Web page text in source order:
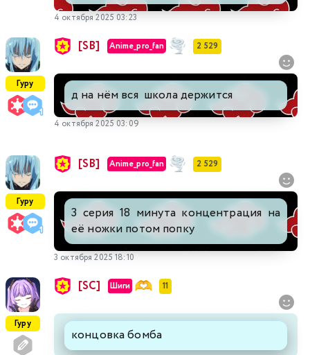
4 октября 2025 03:23
Гуру
[SB] Anime_pro_fan 2 529
д на нём вся школа держится
4 октября 2025 03:09
Гуру
[SB] Anime_pro_fan 2 529
3 серия 18 минута концентрация на
её ножки потом попку
3 октября 2025 18:10
Гуру
[SC] Шиги 11
концовка бомба